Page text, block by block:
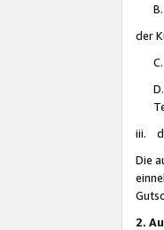
der
iii.
Die
2.